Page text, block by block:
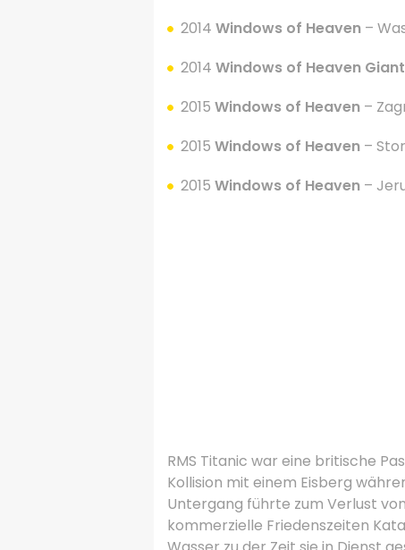
2014 Windows of Heaven –
2014 Windows of Heaven
2015 Windows of Heaven –
2015 Windows of Heaven –
2015 Windows of Heaven –
RMS Titanic war eine britische
Kollision mit einem Eisberg
Untergang führte zum Verlust
kommerzielle Friedenszeiten